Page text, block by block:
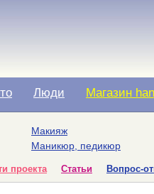
Люди Магазин
Макияж
Маникюр, педикюр
проекта Статьи Вопрос-